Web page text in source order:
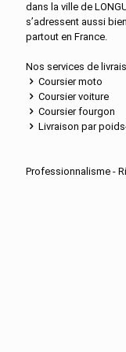
dans la ville de
s’adressent aussi
partout en France.
Nos services de
Coursier moto
Coursier voiture
Coursier fourgon
Livraison par
Professionnalisme -